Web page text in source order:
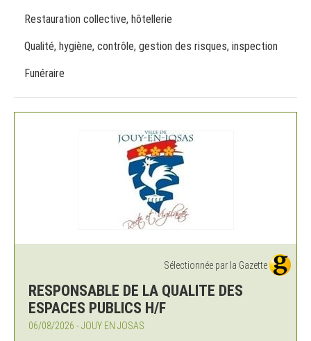
Restauration collective, hôtellerie
Qualité, hygiène, contrôle, gestion des risques, inspection
Funéraire
Sélectionnée par la Gazette
RESPONSABLE DE LA QUALITE DES
ESPACES PUBLICS H/F
06/08/2026 - JOUY EN JOSAS